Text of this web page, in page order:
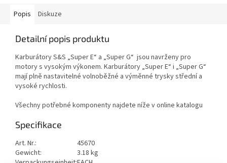
Popis Diskuze
Detailní popis produktu
Karburátory S&S „Super E“ a „Super G“ jsou navrženy pro
motory s vysokým výkonem. Karburátory „Super E“ i „Super G“
mají plně nastavitelné volnoběžné a výměnné trysky střední a
vysoké rychlosti.
Všechny potřebné komponenty najdete níže v online katalogu
Specifikace
Art. Nr.:
45670
Gewicht:
3.18 kg